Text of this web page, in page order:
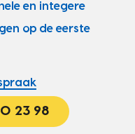
en integere
op de eerste
23 98